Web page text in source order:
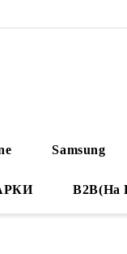
Samsung
B2B(На